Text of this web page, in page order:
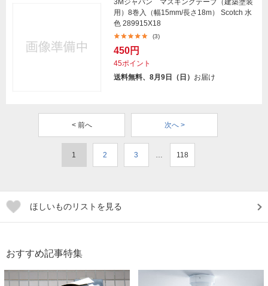
3Mジャパン マスキングテープ（建築塗装
用）8巻入（幅15mm/長さ18m） Scotch 水
色 289915X18
(3)
450円
45ポイント
送料無料、8月9日（日） お届け
< 前へ 次へ >
1 2 3 … 118
ほしいものリストを見る
おすすめ記事特集